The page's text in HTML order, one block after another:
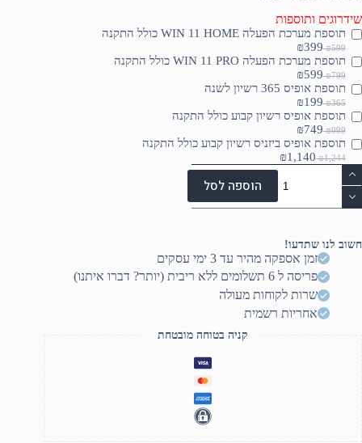
שידרוגים ותוספות
תוספת מערכת הפעלה WIN 11 HOME כולל התקנה
₪599
₪399
תוספת מערכת הפעלה WIN 11 PRO כולל התקנה
₪799
₪599
תוספת אופיס 365 רשיון לשנה
₪365
₪199
תוספת אופיס רשיון קבוע כולל התקנה
₪999
₪749
תוספת אופיס ביזניס רשיון קבוע כולל התקנה
₪1,244
₪1,140
כמות
של
GAMING
intel
i5-
14400F
480GB
הוספה לסל
חשוב לנו שתדעו!
זמן אספקה מהיר עד 3 ימי עסקים
פריסה ל 6 תשלומים ללא ריבית (יותר? דברו איתנו)
שרות לקוחות מעולה
אחריות רשמית
קניה בטוחה מובטחת